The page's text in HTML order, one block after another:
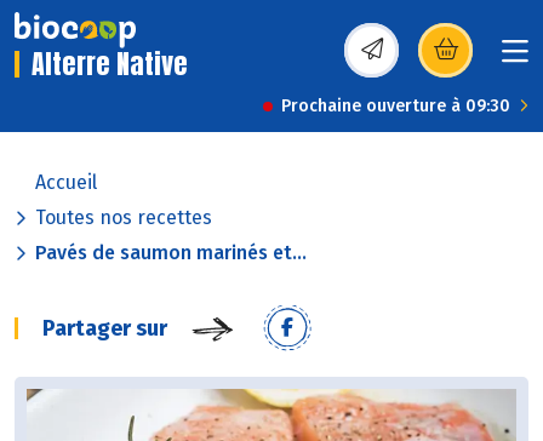
Alterre Native (s’ouvre dans une
Prochaine ouverture à 09:30
Accueil
Toutes nos recettes
Pavés de saumon marinés et...
Partager sur